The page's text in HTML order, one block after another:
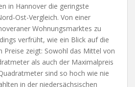
in Hannover die geringste
Ost-Vergleich. Von einer
Wohnungsmarktes zu
verfrüht, wie ein Blick auf die
Preise zeigt: Sowohl das Mittel von
als auch der Maximalpreis
sind so hoch wie nie
in der niedersächsischen